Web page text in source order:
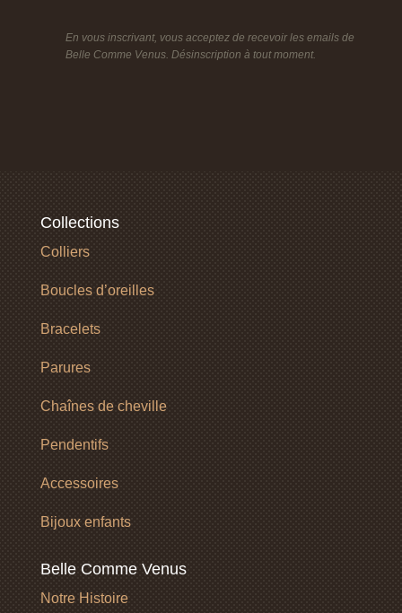
En vous inscrivant, vous acceptez de recevoir les emails de
Belle Comme Venus. Désinscription à tout moment.
Collections
Colliers
Boucles d’oreilles
Bracelets
Parures
Chaînes de cheville
Pendentifs
Accessoires
Bijoux enfants
Belle Comme Venus
Notre Histoire